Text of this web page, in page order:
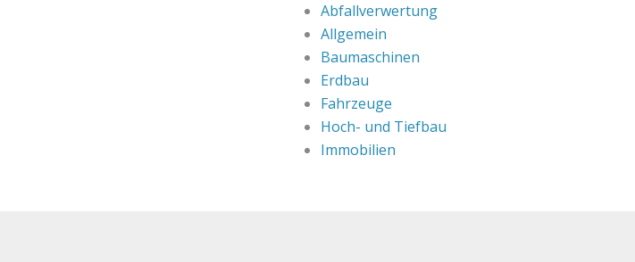
Abfallverwertung
Allgemein
Baumaschinen
Erdbau
Fahrzeuge
Hoch- und Tiefbau
Immobilien